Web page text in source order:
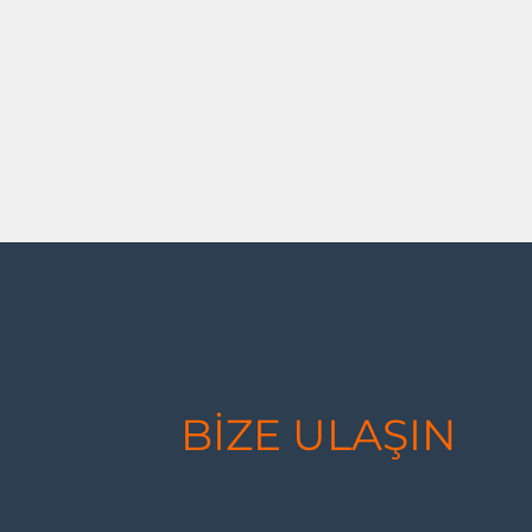
BİZE ULAŞIN